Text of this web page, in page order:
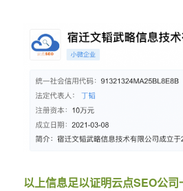
以上信息足以证明云点SEO公